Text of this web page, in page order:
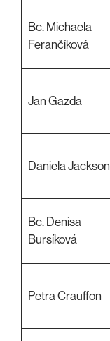
Bc. Michaela
Ferančíková
Jan Gazda
Daniela Jackson
Bc. Denisa
Bursíková
Petra Crauffon